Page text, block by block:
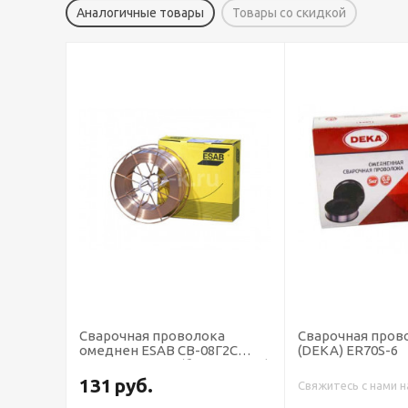
Аналогичные товары Товары со скидкой
Сварочная проволока Дека
(DEKA) ER70S-6
Свяжитесь с нами насчёт цены
Сварочная
омеднен
127руб.